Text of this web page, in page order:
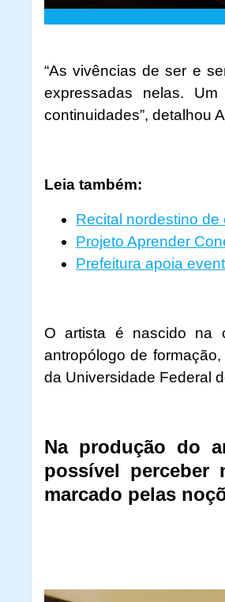
“As vivências de ser e
expressadas nelas.
continuidades”, detalhou
Leia também:
Recital nordestino
Projeto Aprender
Prefeitura apoia
O artista é nascido na
antropólogo de
da Universidade Federal
Na produção do
possível
marcado pelas